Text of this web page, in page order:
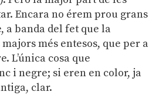
Encara no érem prou grans
a banda del fet que la
més entesos, que per a
L’única cosa que
i negre; si eren en color, ja
clar.